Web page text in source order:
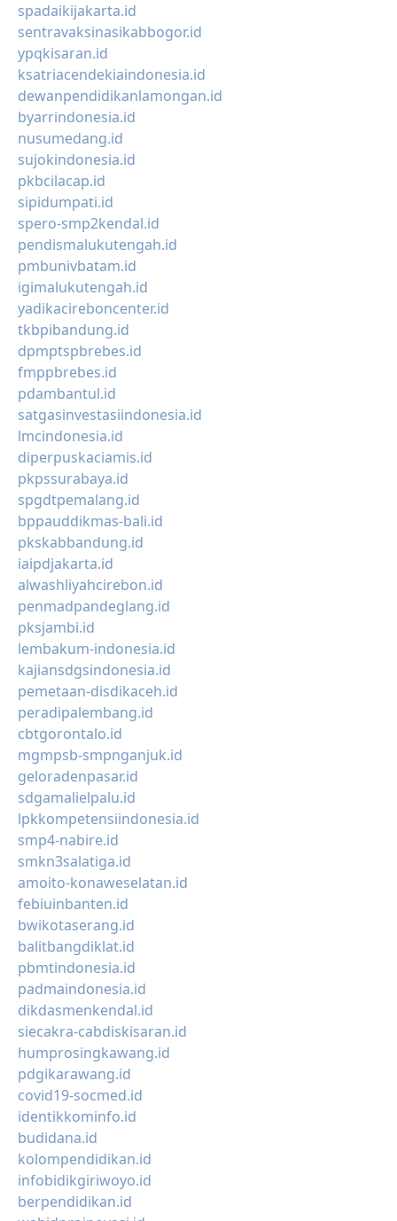
spadaikijakarta.id
sentravaksinasikabbogor.id
ypqkisaran.id
ksatriacendekiaindonesia.id
dewanpendidikanlamongan.id
byarrindonesia.id
nusumedang.id
sujokindonesia.id
pkbcilacap.id
sipidumpati.id
spero-smp2kendal.id
pendismalukutengah.id
pmbunivbatam.id
igimalukutengah.id
yadikacireboncenter.id
tkbpibandung.id
dpmptspbrebes.id
fmppbrebes.id
pdambantul.id
satgasinvestasiindonesia.id
lmcindonesia.id
diperpuskaciamis.id
pkpssurabaya.id
spgdtpemalang.id
bppauddikmas-bali.id
pkskabbandung.id
iaipdjakarta.id
alwashliyahcirebon.id
penmadpandeglang.id
pksjambi.id
lembakum-indonesia.id
kajiansdgsindonesia.id
pemetaan-disdikaceh.id
peradipalembang.id
cbtgorontalo.id
mgmpsb-smpnganjuk.id
geloradenpasar.id
sdgamalielpalu.id
lpkkompetensiindonesia.id
smp4-nabire.id
smkn3salatiga.id
amoito-konaweselatan.id
febiuinbanten.id
bwikotaserang.id
balitbangdiklat.id
pbmtindonesia.id
padmaindonesia.id
dikdasmenkendal.id
siecakra-cabdiskisaran.id
humprosingkawang.id
pdgikarawang.id
covid19-socmed.id
identikkominfo.id
budidana.id
kolompendidikan.id
infobidikgiriwoyo.id
berpendidikan.id